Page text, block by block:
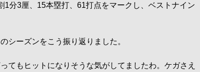
1分3厘、15本塁打、61打点をマークし、ベストナイン
シーズンをこう振り返りました。
てもヒットになりそうな気がしてましたわ。ケガさえ